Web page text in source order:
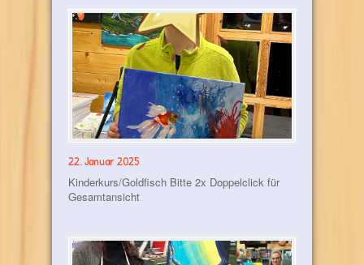
22. Januar 2025
Kinderkurs/Goldfisch Bitte 2x Doppelclick für
Gesamtansicht